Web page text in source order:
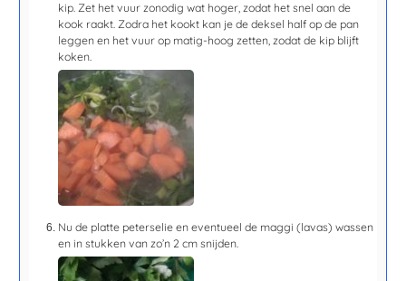
kip. Zet het vuur zonodig wat hoger, zodat het snel aan de
kook raakt. Zodra het kookt kan je de deksel half op de pan
leggen en het vuur op matig-hoog zetten, zodat de kip blijft
koken.
Nu de platte peterselie en eventueel de maggi (lavas) wassen
en in stukken van zo’n 2 cm snijden.